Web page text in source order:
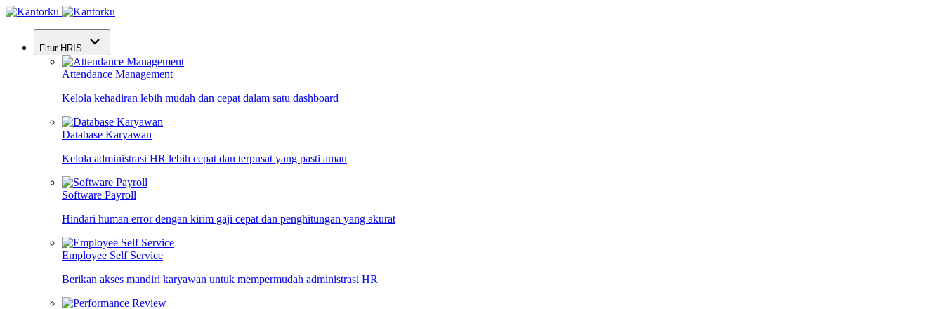
Fitur HRIS
Attendance Management
Kelola kehadiran lebih mudah dan cepat dalam satu dashboard
Database Karyawan
Kelola administrasi HR lebih cepat dan terpusat yang pasti aman
Software Payroll
Hindari human error dengan kirim gaji cepat dan penghitungan yang akurat
Employee Self Service
Berikan akses mandiri karyawan untuk mempermudah administrasi HR